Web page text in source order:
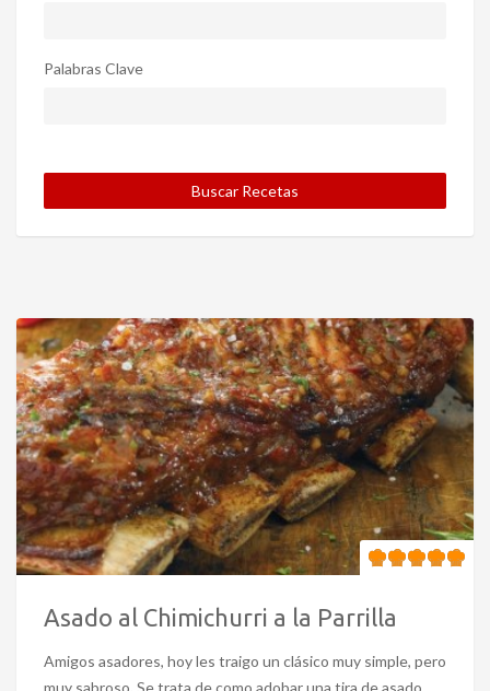
Palabras Clave
Buscar Recetas
Asado al Chimichurri a la Parrilla
Amigos asadores, hoy les traigo un clásico muy simple, pero